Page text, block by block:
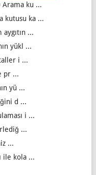
ku ...
kutusu ka ...
...
yükl ...
i ...
pr ...
yü ...
d ...
i ...
...
...
ile kola ...